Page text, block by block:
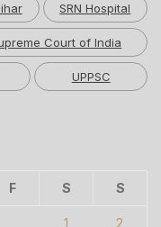
SRN Hospital
Court of India
UPPSC
F S S
1 2